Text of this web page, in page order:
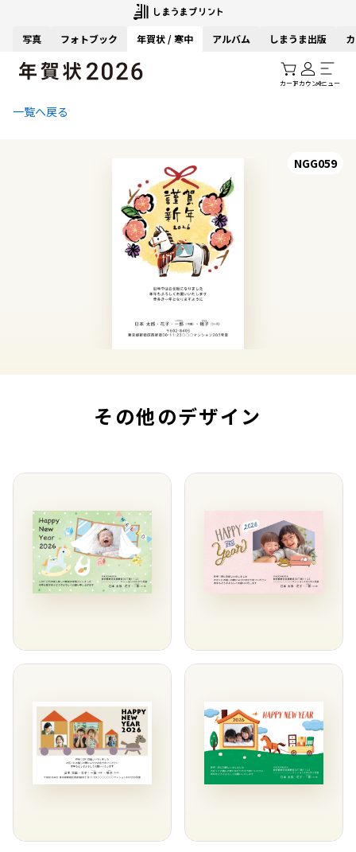
写真 フォトブック 年賀状 / 寒中 アルバム しまうま出版
カートアカウントメニュー
一覧へ戻る
NGG059
その他のデザイン